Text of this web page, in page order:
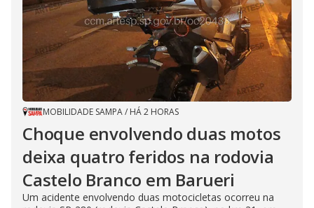
MOBILIDADE SAMPA/ HÁ 2 HORAS
Choque envolvendo duas motos
deixa quatro feridos na rodovia
Castelo Branco em Barueri
Um acidente envolvendo duas motocicletas ocorreu na